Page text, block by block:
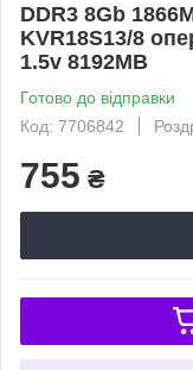
DDR3 8Gb
KVR18S13/8
1.5v 8192MB
Готово до відправки
Код: 7706842
755 ₴